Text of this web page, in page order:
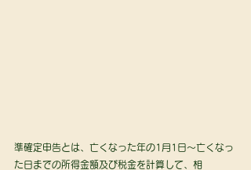
準確定申告とは、亡くなった年の1月1日～亡くなっ
た日までの所得金額及び税金を計算して、相